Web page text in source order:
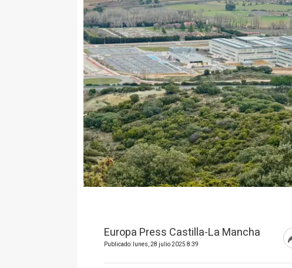
Europa Press Castilla-La Mancha
Publicado: lunes, 28 julio 2025 8:39